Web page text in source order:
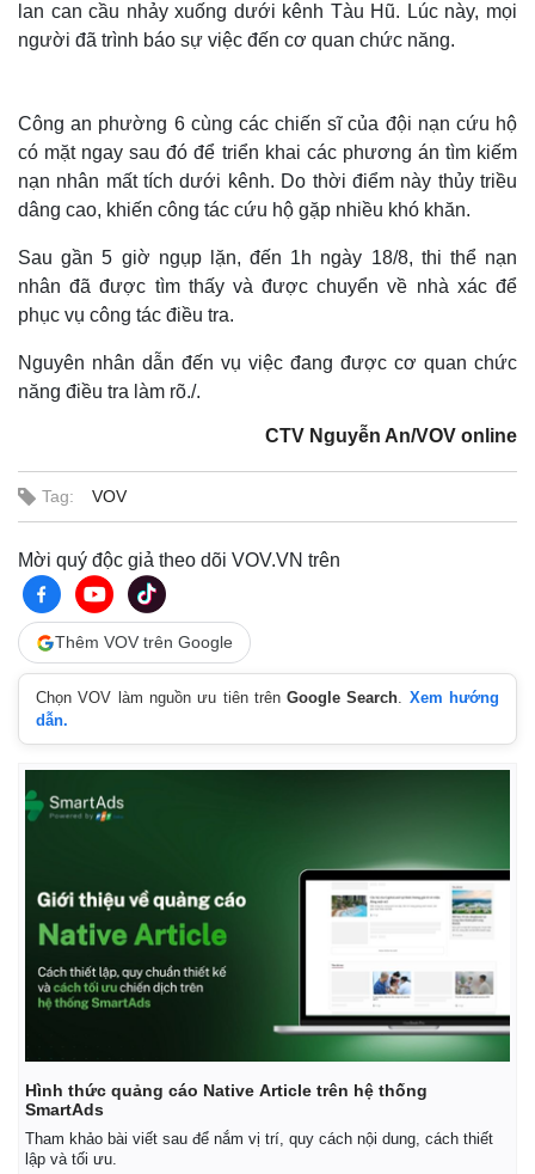
Thế giới
Quan sát
Cuộc sống đó đây
Hồ sơ
Multimedia
lan can cầu nhảy xuống dưới kênh Tàu Hũ. Lúc này, mọi
người đã trình báo sự việc đến cơ quan chức năng.
Công an phường 6 cùng các chiến sĩ của đội nạn cứu hộ
có mặt ngay sau đó để triển khai các phương án tìm kiếm
nạn nhân mất tích dưới kênh. Do thời điểm này thủy triều
dâng cao, khiến công tác cứu hộ gặp nhiều khó khăn.
Sau gần 5 giờ ngụp lặn, đến 1h ngày 18/8, thi thể nạn
nhân đã được tìm thấy và được chuyển về nhà xác để
phục vụ công tác điều tra.
Nguyên nhân dẫn đến vụ việc đang được cơ quan chức
năng điều tra làm rõ./.
CTV Nguyễn An/VOV online
Tag: VOV
Mời quý độc giả theo dõi VOV.VN trên
Thêm VOV trên Google
Chọn VOV làm nguồn ưu tiên trênGoogle Search. Xem hướng
dẫn.
Hình thức quảng cáo Native Article trên hệ thống
SmartAds
Tham khảo bài viết sau để nắm vị trí, quy cách nội dung, cách thiết
lập và tối ưu.